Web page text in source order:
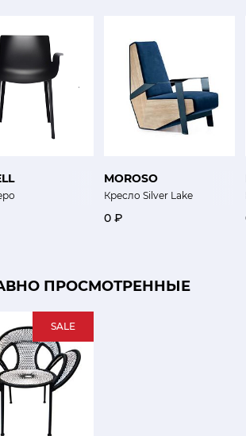
MOROSO
Кресло Silver Lake
0 ₽
ПРОСМОТРЕННЫЕ
SALE